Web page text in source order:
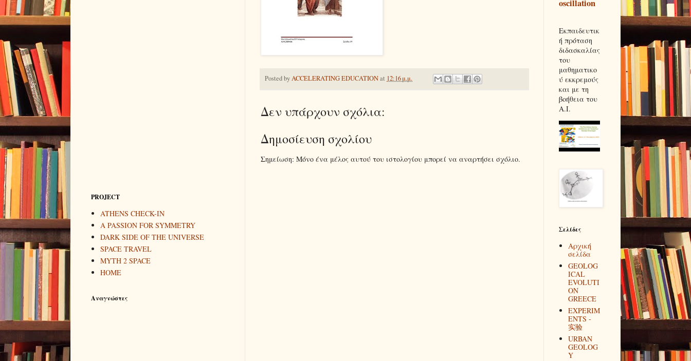
Posted byACCELERATING EDUCATIONat 12:16 μ.μ.
Δεν υπάρχουν σχόλια:
Δημοσίευση σχολίου
Σημείωση: Μόνο ένα μέλος αυτού του ιστολογίου μπορεί να αναρτήσει σχόλιο.
PROJECT
ATHENS CHECK-IN
A PASSION FOR SYMMETRY
DARK SIDE OF THE UNIVERSE
SPACE TRAVEL
MYTH 2 SPACE
ΗΟΜΕ
Αναγνώστες
oscillation
Εκπαιδευτικ
ή πρόταση
διδασκαλίας
του
μαθηματικο
ύ εκκρεμούς
και με τη
βοήθεια του
Α.Ι.
Σελίδες
Αρχική
σελίδα
GEOLOG
ICAL
EVOLUTI
ON
GREECE
EXPERIM
ENTS -
实验
URBAN
GEOLOG
Y